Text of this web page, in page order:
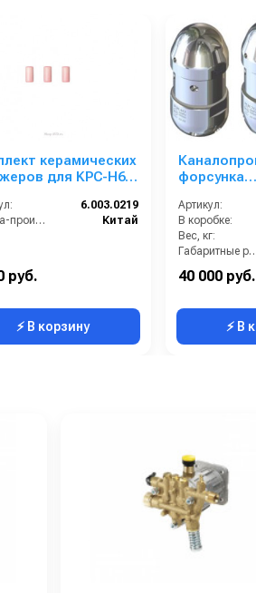
керамических
для KPC-H6
6.003.02196.003.0219
Страна-производитель:
Китай
руб.
⚡ В корзину
форсунка
стали для
вход 1/2г
Артикул:
В коробке:
Вес, кг:
Габаритные
Диаметр наружный:
Длина (мм):
40 000 руб.
⚡ В